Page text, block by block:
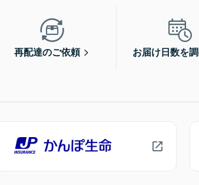
再配達のご依頼 お届け日数を